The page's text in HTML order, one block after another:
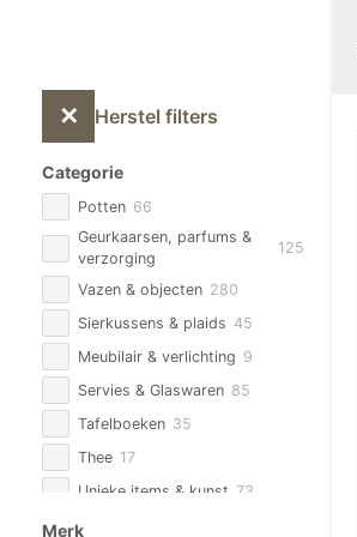
✕ Herstel filters
Categorie
Potten 66
Geurkaarsen, parfums &
verzorging
125
Vazen & objecten 280
Sierkussens & plaids 45
Meubilair & verlichting 9
Servies & Glaswaren 85
Tafelboeken 35
Thee 17
Unieke items & kunst 73
Zijden Bloemen & planten
Merk